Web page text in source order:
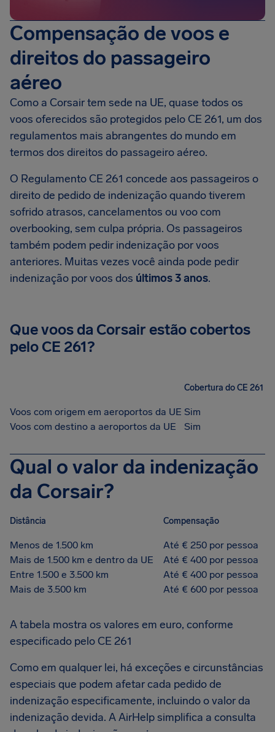
Compensação de voos e
direitos do passageiro
aéreo
Como a Corsair tem sede na UE, quase todos os
voos oferecidos são protegidos pelo CE 261, um dos
regulamentos mais abrangentes do mundo em
termos dos direitos do passageiro aéreo.
O Regulamento CE 261 concede aos passageiros o
direito de pedido de indenização quando tiverem
sofrido atrasos, cancelamentos ou voo com
overbooking, sem culpa própria. Os passageiros
também podem pedir indenização por voos
anteriores. Muitas vezes você ainda pode pedir
indenização por voos dos últimos 3 anos.
Que voos da Corsair estão cobertos
pelo CE 261?
Cobertura do CE 261
Voos com origem em aeroportos da UE Sim
Voos com destino a aeroportos da UE
Sim
Qual o valor da indenização
da Corsair?
Distância Compensação
Menos de 1.500 km
Até € 250 por pessoa
Mais de 1.500 km e dentro da UE
Até € 400 por pessoa
Entre 1.500 e 3.500 km
Até € 400 por pessoa
Mais de 3.500 km
Até € 600 por pessoa
A tabela mostra os valores em euro, conforme
especificado pelo CE 261
Como em qualquer lei, há exceções e circunstâncias
especiais que podem afetar cada pedido de
indenização especificamente, incluindo o valor da
indenização devida. A AirHelp simplifica a consulta